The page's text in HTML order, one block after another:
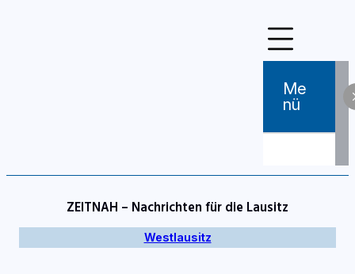
Me
Nü
ZEITNAH – Nachrichten für die Lausitz
Westlausitz